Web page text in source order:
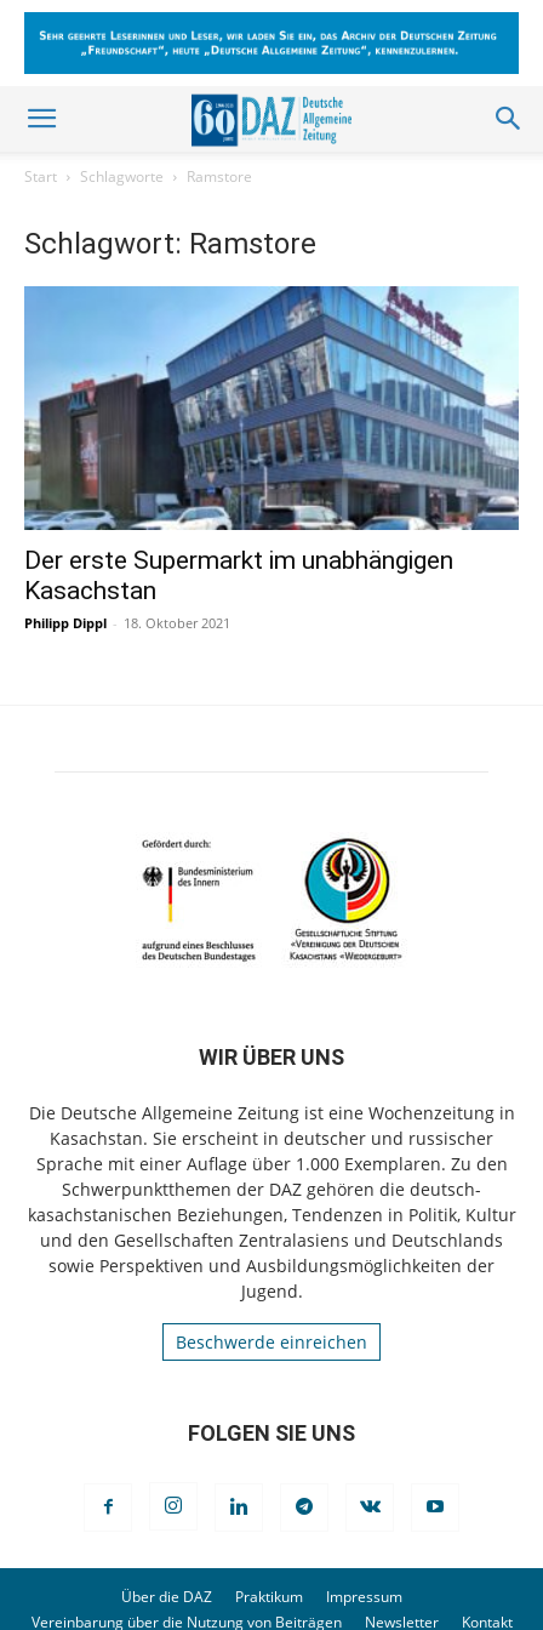
Start Schlagworte Ramstore
Schlagwort: Ramstore
Der erste Supermarkt im unabhängigen
Kasachstan
Philipp Dippl - 18. Oktober 2021
WIR ÜBER UNS
Die Deutsche Allgemeine Zeitung ist eine Wochenzeitung in
Kasachstan. Sie erscheint in deutscher und russischer
Sprache mit einer Auflage über 1.000 Exemplaren. Zu den
Schwerpunktthemen der DAZ gehören die deutsch-
kasachstanischen Beziehungen, Tendenzen in Politik, Kultur
und den Gesellschaften Zentralasiens und Deutschlands
sowie Perspektiven und Ausbildungsmöglichkeiten der
Jugend.
Beschwerde einreichen
FOLGEN SIE UNS
Über die DAZ Praktikum
Impressum
Vereinbarung über die Nutzung von Beiträgen
Newsletter Kontakt